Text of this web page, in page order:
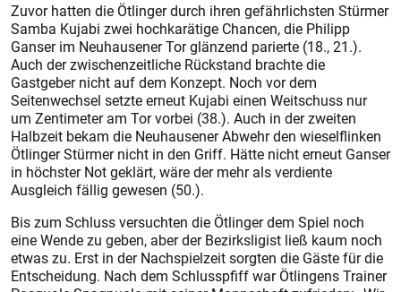
Zuvor hatten die Ötlinger durch ihren gefährlichsten Stürmer
Samba Kujabi zwei hochkarätige Chancen, die Philipp
Ganser im Neuhausener Tor glänzend parierte (18., 21.).
Auch der zwischenzeitliche Rückstand brachte die
Gastgeber nicht auf dem Konzept. Noch vor dem
Seitenwechsel setzte erneut Kujabi einen Weitschuss nur
um Zentimeter am Tor vorbei (38.). Auch in der zweiten
Halbzeit bekam die Neuhausener Abwehr den wieselflinken
Ötlinger Stürmer nicht in den Griff. Hätte nicht erneut Ganser
in höchster Not geklärt, wäre der mehr als verdiente
Ausgleich fällig gewesen (50.).
Bis zum Schluss versuchten die Ötlinger dem Spiel noch
eine Wende zu geben, aber der Bezirksligist ließ kaum noch
etwas zu. Erst in der Nachspielzeit sorgten die Gäste für die
Entscheidung. Nach dem Schlusspfiff war Ötlingens Trainer